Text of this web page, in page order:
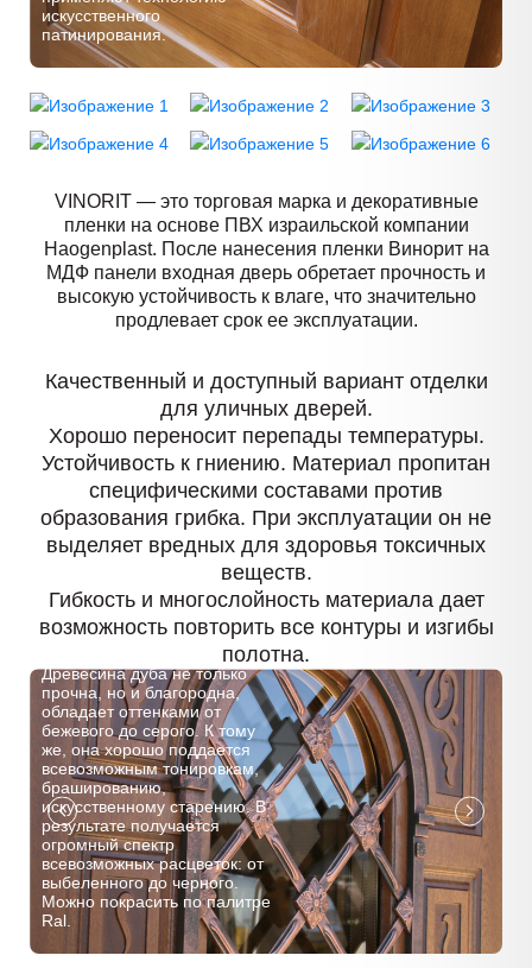
искусственного
патинирования.
Качественный и доступный вариант отделки
для уличных дверей.
Хорошо переносит перепады температуры.
Устойчивость к гниению. Материал пропитан
специфическими составами против
образования грибка. При эксплуатации он не
выделяет вредных для здоровья токсичных
веществ.
Гибкость и многослойность материала дает
возможность повторить все контуры и изгибы
полотна.
VINORIT — это торговая марка и декоративные
пленки на основе ПВХ израильской компании
Haogenplast. После нанесения пленки Винорит на
МДФ панели входная дверь обретает прочность и
высокую устойчивость к влаге, что значительно
продлевает срок ее эксплуатации.
Древесина дуба не только
прочна, но и благородна,
обладает оттенками от
бежевого до серого. К тому
же, она хорошо поддается
всевозможным тонировкам,
брашированию,
искусственному старению. В
результате получается
огромный спектр
всевозможных расцветок: от
выбеленного до черного.
Можно покрасить по палитре
Ral.